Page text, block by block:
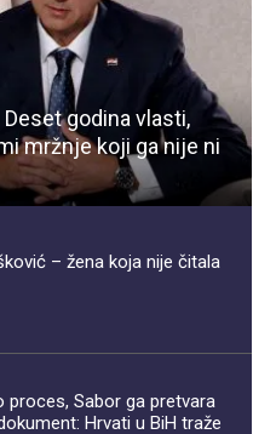
godina vlasti,
mržnje koji ga nije ni
– žena koja nije čitala
proces, Sabor ga pretvara
Hrvati u BiH traže